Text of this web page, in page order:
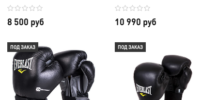
8 500 руб 10 990 руб
ПОД ЗАКАЗ ПОД ЗАКАЗ